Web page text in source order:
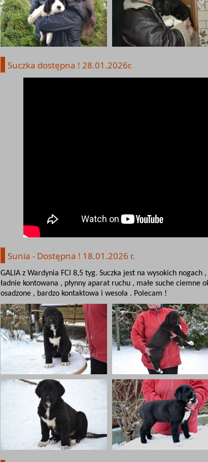
Suczka dostępna ! 28.01.2026r.
Sunia - Dostępna ! 18.01.2026 r.
GALIA z Wardynia FCI 8,5 tyg. Suczka jest na wysokich
ładnie kontowana , płynny aparat ruchu , małe suche ciemne
osadzone , bardzo kontaktowa i wesoła . Polecam !